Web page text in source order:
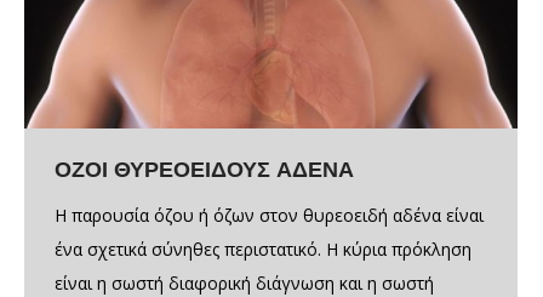
ΟΖΟΙ ΘΥΡΕΟΕΙΔΟΥΣ ΑΔΕΝΑ
Η παρουσία όζου ή όζων στον θυρεοειδή αδένα είναι
ένα σχετικά σύνηθες περιστατικό. Η κύρια πρόκληση
είναι η σωστή διαφορική διάγνωση και η σωστή